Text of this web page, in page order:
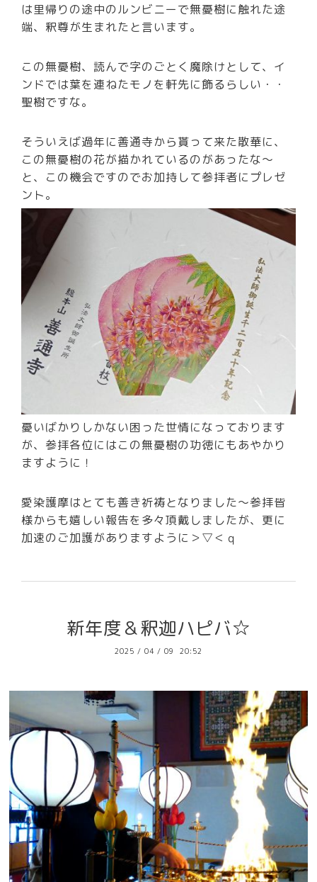
は里帰りの途中のルンビニーで無憂樹に触れた途
端、釈尊が生まれたと言います。
この無憂樹、読んで字のごとく魔除けとして、イ
ンドでは葉を連ねたモノを軒先に飾るらしい・・
聖樹ですな。
そういえば過年に善通寺から貰って来た散華に、
この無憂樹の花が描かれているのがあったな～
と、この機会ですのでお加持して参拝者にプレゼ
ント。
憂いばかりしかない困った世情になっております
が、参拝各位にはこの無憂樹の功徳にもあやかり
ますように！
愛染護摩はとても善き祈祷となりました～参拝皆
様からも嬉しい報告を多々頂戴しましたが、更に
加速のご加護がありますように＞▽＜ｑ
新年度＆釈迦ハピバ☆
2025 / 04 / 09 20:52